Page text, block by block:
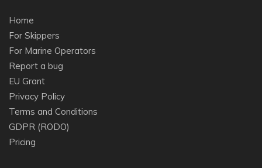
Home
For Skippers
For Marine Operators
Report a bug
EU Grant
Privacy Policy
Terms and Conditions
GDPR (RODO)
Pricing